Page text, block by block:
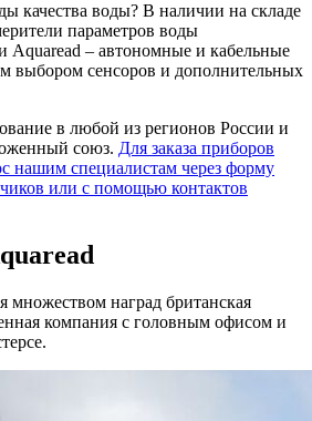
качества воды? В наличии на складе
параметров воды
Aquaread – автономные и кабельные
выбором сенсоров и дополнительных
в любой из регионов России и
союз. Для заказа приборов
нашим специалистам через форму
или с помощью контактов
множеством наград британская
компания с головным офисом и